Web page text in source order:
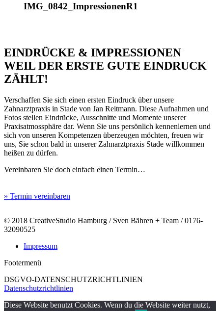
IMG_0842_ImpressionenR1
EINDRÜCKE & IMPRESSIONEN
WEIL DER ERSTE GUTE EINDRUCK
ZÄHLT!
Verschaffen Sie sich einen ersten Eindruck über unsere
Zahnarztpraxis in Stade von Jan Reitmann. Diese Aufnahmen und
Fotos stellen Eindrücke, Ausschnitte und Momente unserer
Praxisatmossphäre dar. Wenn Sie uns persönlich kennenlernen und
sich von unseren Kompetenzen überzeugen möchten, freuen wir
uns, Sie schon bald in unserer Zahnarztpraxis Stade willkommen
heißen zu dürfen.
Vereinbaren Sie doch einfach einen Termin…
» Termin vereinbaren
© 2018 CreativeStudio Hamburg / Sven Bähren + Team / 0176-
32090525
Impressum
Footermenü
DSGVO-DATENSCHUTZRICHTLINIEN
Datenschutzrichtlinien
Diese Website benutzt Cookies. Wenn du die Website weiter nutzt,